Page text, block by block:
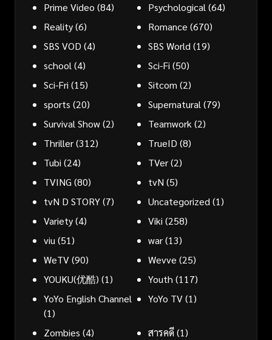
Prime Video (84) Psychological(64)
Reality(6) Romance (670)
SBS VOD (4) SBS World(19)
school(4) Sci-Fi (50)
Sci-Fri (15) Sitcom (2)
sports (20) Supernatural(79)
Survival Show(2) Teamwork(2)
Thriller(312) TrueID (8)
Tubi (24) TVer(2)
TVING (80) tvN (5)
tvN D STORY(7) Uncategorized(1)
Variety(4) Viki (258)
viu(51) war(13)
WeTV(90) Wevve (25)
YOUKU(优酷) (1) Youth (117)
YoYo English Channel
(1)
YoYo TV(1)
Zombies (4) สารคดี(1)